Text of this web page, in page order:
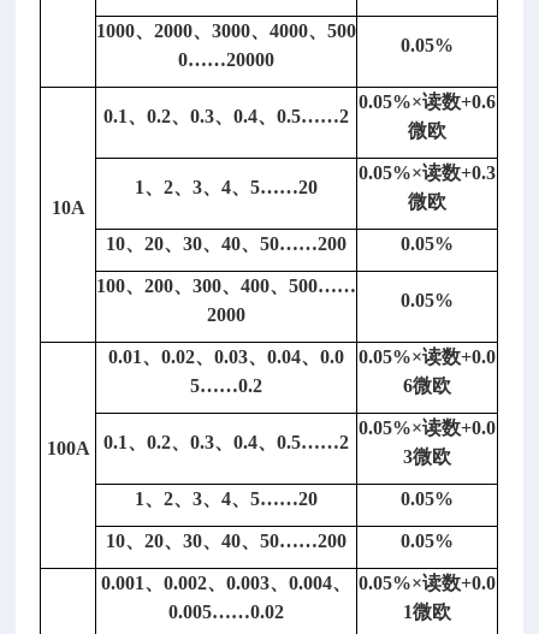
1000、2000、3000、4000、500
0……20000
0.05%
10A
0.1、0.2、0.3、0.4、0.5……2
0.05%×读数+0.6
微欧
1、2、3、4、5……20
0.05%×读数+0.3
微欧
10、20、30、40、50……200 0.05%
100、200、300、400、500……
2000
0.05%
100A
0.01、0.02、0.03、0.04、0.0
5……0.2
0.05%×读数+0.0
6微欧
0.1、0.2、0.3、0.4、0.5……2
0.05%×读数+0.0
3微欧
1、2、3、4、5……20 0.05%
10、20、30、40、50……200 0.05%
0.001、0.002、0.003、0.004、
0.005……0.02
0.05%×读数+0.0
1微欧